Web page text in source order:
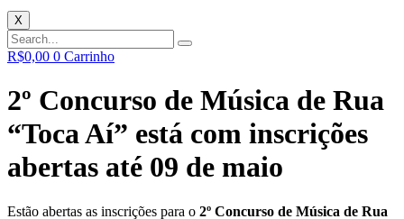
X
R$0,00 0 Carrinho
2º Concurso de Música de Rua
“Toca Aí” está com inscrições
abertas até 09 de maio
Estão abertas as inscrições para o 2º Concurso de Música de Rua